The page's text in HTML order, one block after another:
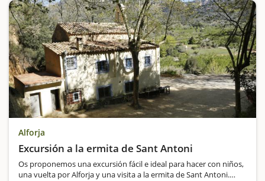
Alforja
Excursión a la ermita de Sant Antoni
Os proponemos una excursión fácil e ideal para hacer con niños,
una vuelta por Alforja y una visita a la ermita de Sant Antoni.